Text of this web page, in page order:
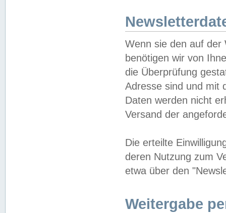
Wenn sie den auf der
benötigen wir von
die Überprüfung
Adresse sind und mit
Daten werden nicht
Versand der
Die erteilte
deren Nutzung zum
etwa über den
Weitergabe